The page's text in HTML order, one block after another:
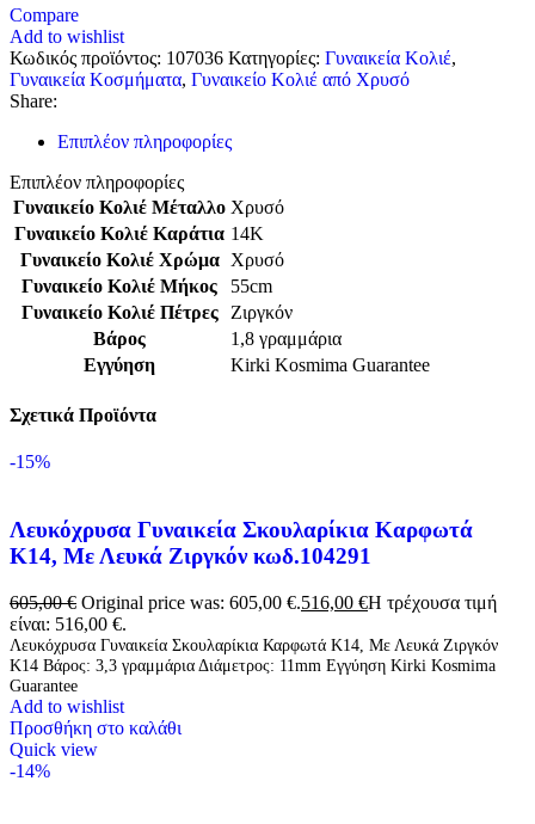
Compare
Add to wishlist
Κωδικός προϊόντος: 107036 Κατηγορίες: Γυναικεία Κολιέ,
Γυναικεία Κοσμήματα, Γυναικείο Κολιέ από Χρυσό
Share:
Επιπλέον πληροφορίες
Επιπλέον πληροφορίες
Γυναικείο Κολιέ Μέταλλο Χρυσό
Γυναικείο Κολιέ Καράτια 14Κ
Γυναικείο Κολιέ Χρώμα
Χρυσό
Γυναικείο Κολιέ Μήκος
55cm
Γυναικείο Κολιέ Πέτρες
Ζιργκόν
Βάρος
1,8 γραμμάρια
Εγγύηση
Kirki Kosmima Guarantee
Σχετικά Προϊόντα
-15%
Λευκόχρυσα Γυναικεία Σκουλαρίκια Καρφωτά
Κ14, Με Λευκά Ζιργκόν κωδ.104291
605,00€ Original price was: 605,00 €.516,00 €Η τρέχουσα τιμή
είναι: 516,00 €.
Λευκόχρυσα Γυναικεία Σκουλαρίκια Καρφωτά Κ14, Με Λευκά Ζιργκόν
K14 Βάρος: 3,3 γραμμάρια Διάμετρος: 11mm Εγγύηση Kirki Kosmima
Guarantee
Add to wishlist
Προσθήκη στο καλάθι
Quick view
-14%